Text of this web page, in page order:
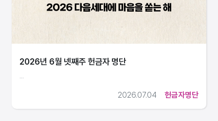
헌금자명단
2026.07.04
2026년 6월 넷째주 헌금자 명단